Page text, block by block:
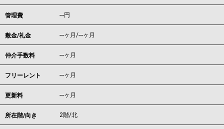
管理費 ---円
敷金/礼金 ---ヶ月/---ヶ月
仲介手数料 ---ヶ月
フリーレント ---ヶ月
更新料 ---ヶ月
所在階/向き 2階/北